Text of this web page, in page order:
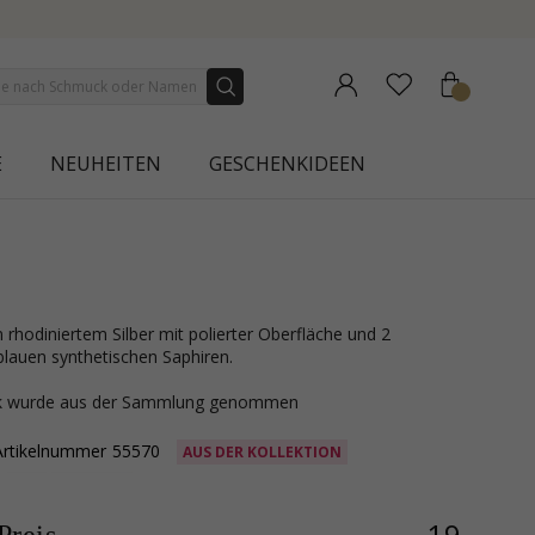
NEUHEITEN GESCHENKIDEEN
synthetischen Saphiren.
wurde aus der Sammlung genommen
55570 AUS DER KOLLEKTION